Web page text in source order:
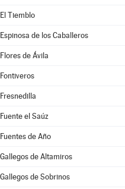
El Tiemblo
Espinosa de los Caballeros
Flores de Ávila
Fontiveros
Fresnedilla
Fuente el Saúz
Fuentes de Año
Gallegos de Altamiros
Gallegos de Sobrinos